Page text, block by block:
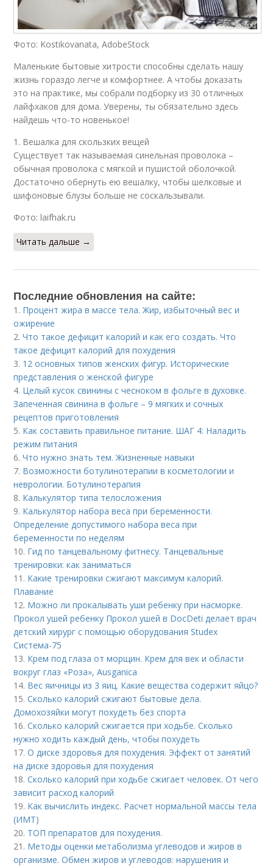
Фото: Kostikovanata, AdobeStock
Маленькие бытовые хитрости способны сделать нашу
жизнь гораздо легче и комфортнее. А чтобы доказать
это на практике, мы собрали подборку из 30 отличных
лайфхаков для дома. Уверены, ты обязательно здесь
найдешь что-то новенькое!
1. Вешалка для скользких вещей
Существует так называемая синельная проволока –
обычная проволока с мягкой и пушистой оболочкой.
Достаточно обернуть ею вешалку, чтобы шелковые и
шифоновые блузы больше не соскальзывали.
Фото: laifhak.ru
Читать дальше →
Последние обновления на сайте:
1. Процент жира в массе тела. Жир, избыточный вес и
ожирение
2.Что такое дефицит калорий и как его создать. Что
такое дефицит калорий для похудения
3. 12 основных типов женских фигур. Исторические
представления о женской фигуре
4. Целый кусок свинины с чесноком в фольге в духовке.
Запеченная свинина в фольге – 9 мягких и сочных
рецептов приготовления
5. Как составить правильное питание. ШАГ 4: Наладить
режим питания
6.Что нужно знать тем. Жизненные навыки
7. Возможности ботулинотерапии в косметологии и
неврологии. Ботулинотерапия
8. Калькулятор типа телосложения
9. Калькулятор набора веса при беременности.
Определение допустимого набора веса при
беременности по неделям
10. Гид по танцевальному фитнесу. Танцевальные
тренировки: как заниматься
11. Какие тренировки сжигают максимум калорий.
Плавание
12. Можно ли прокалывать уши ребенку при насморке.
Прокол ушей ребенку Прокол ушей в DocDeti делает врач
детский хирург с помощью оборудования Studex
Система-75
13. Крем под глаза от морщин. Крем для век и области
вокруг глаз «Роза», Ausganica
14. Вес яичницы из 3 яиц. Какие вещества содержит яйцо?
15.Сколько калорий сжигают бытовые дела.
Домохозяйки могут похудеть без спорта
16.Сколько калорий сжигается при ходьбе. Сколько
нужно ходить каждый день, чтобы похудеть
17.О диске здоровья для похудения. Эффект от занятий
на диске здоровья для похудения
18.Сколько калорий при ходьбе сжигает человек. От чего
зависит расход калорий
19. Как вычислить индекс. Расчет нормальной массы тела
(ИМТ)
20. ТОП препаратов для похудения.
21. Методы оценки метаболизма углеводов и жиров в
организме. Обмен жиров и углеводов: нарушения и